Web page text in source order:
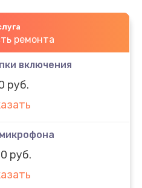
ремонта
включения
руб.
руб.